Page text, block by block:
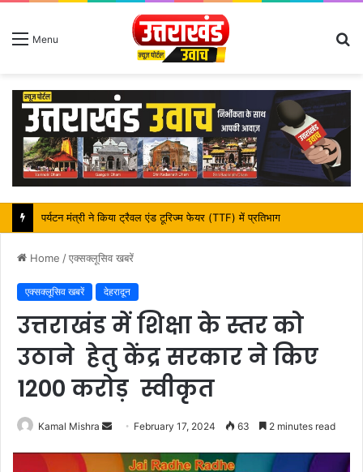
Menu
महापौर शंभू पासवान के जन्मदिवस पर क्षेत्र में विकास की सौगात
Home /एक्सक्लूसिव खबरें
एक्सक्लूसिव खबरें देहरादून
उत्तराखंड में शिक्षा के स्तर को
उठाने हेतु केंद्र सरकार ने किए
1200 करोड़ स्वीकृत
Kamal Mishra
Send
email
February 17, 2024 63 2 minutes read